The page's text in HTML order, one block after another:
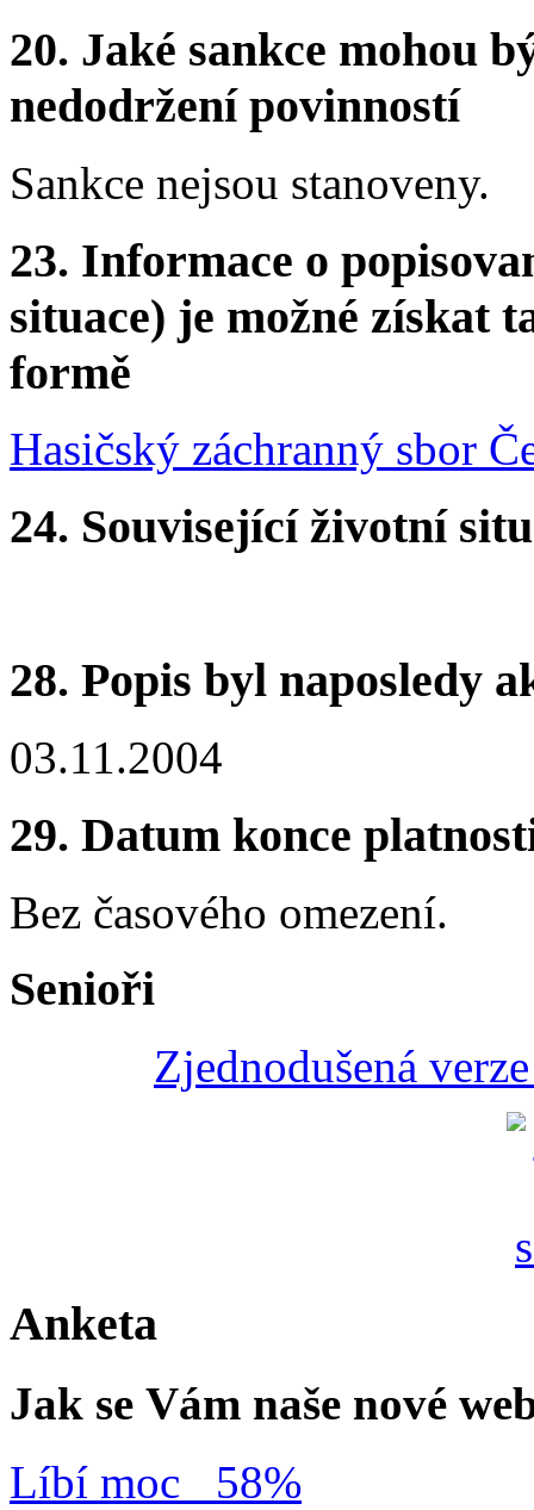
20. Jaké sankce mohou
nedodržení povinností
Sankce nejsou stanoveny.
23. Informace o
situace) je možné získat
formě
Hasičský záchranný sbor
24. Související životní
28. Popis byl naposledy
03.11.2004
29. Datum konce
Bez časového omezení.
Senioři
Zjednodušená
Anketa
Jak se Vám naše nové
Líbí moc
58%